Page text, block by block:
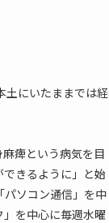
土にいたままでは経
痺という病気を目
きるように」と始
パソコン通信」を中
を中心に毎週水曜